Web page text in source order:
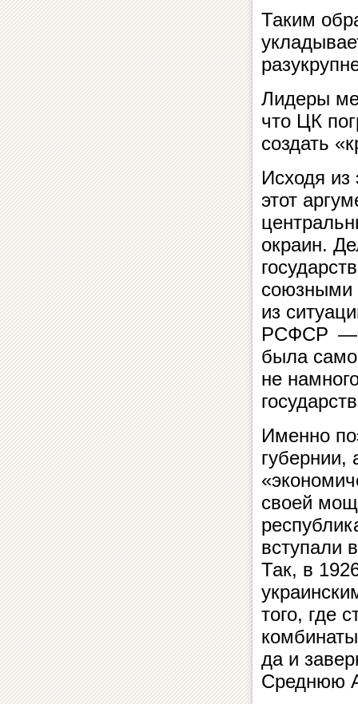
Таким
Лидеры
что ЦК
создать
Исходя из
этот
окраин.
союзными
из
РСФСР —
была
не
Именно
губернии,
своей
вступали
Так, в
того, где
да и
Среднюю